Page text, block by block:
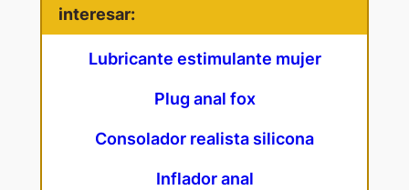
interesar:
Lubricante estimulante mujer
Plug anal fox
Consolador realista silicona
Inflador anal